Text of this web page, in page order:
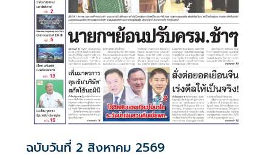
ฉบับวันที่ 2 สิงหาคม 2569